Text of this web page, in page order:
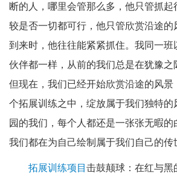
断的人，哪里会管那么多，他只管抓
较是否一切都可行，他只管欣赏沿途的
到来时，他往往能紧紧抓住。我同一
伙伴都一样，从前的我们总是在犹豫之
但现在，我们已经开始欣赏沿途的风
个拓展训练之中，绽放属于我们独特的
园的我们，每个人都还是一张张无暇的
我们都在为自己绘制属于我们自己的传
拓展训练项目击鼓颠球：在红与黑